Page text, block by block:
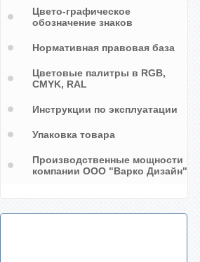
Цвето-графическое
обозначение знаков
Нормативная правовая база
Цветовые палитры в RGB,
CMYK, RAL
Инструкции по эксплуатации
Упаковка товара
Производственные мощности
компании ООО "Варко Дизайн"